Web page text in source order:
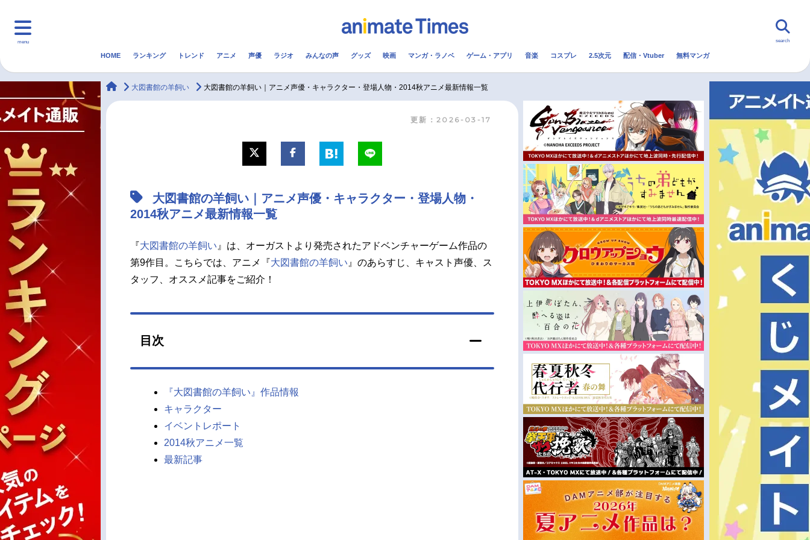
menu
マンガ・ラノベ 2.5次元 配信・Vtuber トレンド 無料マンガ
声優記事一覧
アニメ映画一覧
男性声優/女性声優一覧
今期アニメ曜日別一覧
夏アニメ
秋アニメ
冬アニメ
search
HOME ランキング トレンド アニメ 声優 ラジオ みんなの声 グッズ 映画 マンガ・ラノベ ゲーム・アプリ 音楽 コスプレ 2.5次元 配信・Vtuber 無料マンガ
animateTimes
大図書館の羊飼い 大図書館の羊飼い｜アニメ声優・キャラクター・登場人物・2014秋アニメ最新情報一覧
更新：2026-03-17
大図書館の羊飼い｜アニメ声優・キャラクター・登場人物・
2014秋アニメ最新情報一覧
『大図書館の羊飼い 』は、オーガストより発売されたアドベンチャーゲーム作品の
第9作目。こちらでは、アニメ『大図書館の羊飼い 』のあらすじ、キャスト声優、ス
タッフ、オススメ記事をご紹介！
目次
『大図書館の羊飼い』作品情報
キャラクター
イベントレポート
2014秋アニメ一覧
最新記事